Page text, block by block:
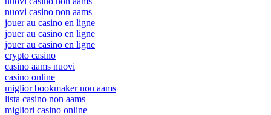
nuovi casino non aams
jouer au casino en ligne
jouer au casino en ligne
jouer au casino en ligne
crypto casino
casino aams nuovi
casino online
miglior bookmaker non aams
lista casino non aams
migliori casino online